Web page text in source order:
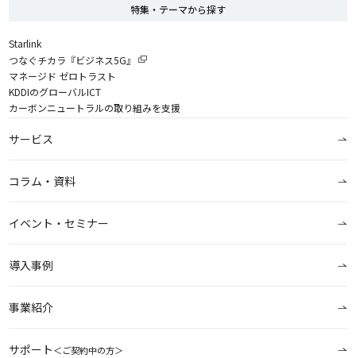
特集・テーマから探す
Starlink
つなぐチカラ『ビジネス5G』
マネージド ゼロトラスト
KDDIのグローバルICT
カーボンニュートラルの取り組みを支援
サービス
コラム・資料
イベント・セミナー
導入事例
事業紹介
サポート＜ご契約中の方＞